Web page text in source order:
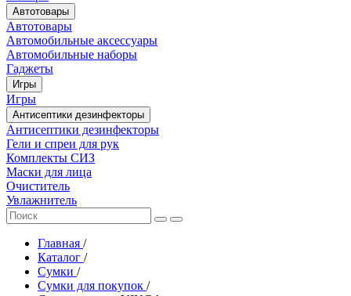
Автотовары
Автотовары
Автомобильные аксессуары
Автомобильные наборы
Гаджеты
Игры
Игры
Антисептики дезинфекторы
Антисептики дезинфекторы
Гели и спреи для рук
Комплекты СИЗ
Маски для лица
Очиститель
Увлажнитель
Главная /
Каталог /
Сумки /
Сумки для покупок /